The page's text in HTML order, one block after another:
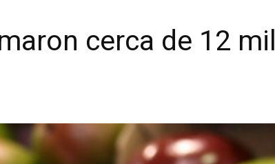
cerca de 12 mil